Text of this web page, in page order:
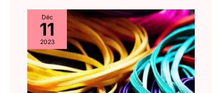
PLUS RESPONSABLE :
Colgate s'engage pour la
durabilité. Le manche
coloré de cette brosse à
dents manuelle est
fabriqué avec 35% de
plastique recyclé et son
emballage est conçu
partenariat avec
TerraCycle, la brosse à
dents Signal Protection
Intégrale est 100 %
recyclable Il suffit de la
déposer dans le point de
collecte le plus proche de
chez vous
Déc
11
2023